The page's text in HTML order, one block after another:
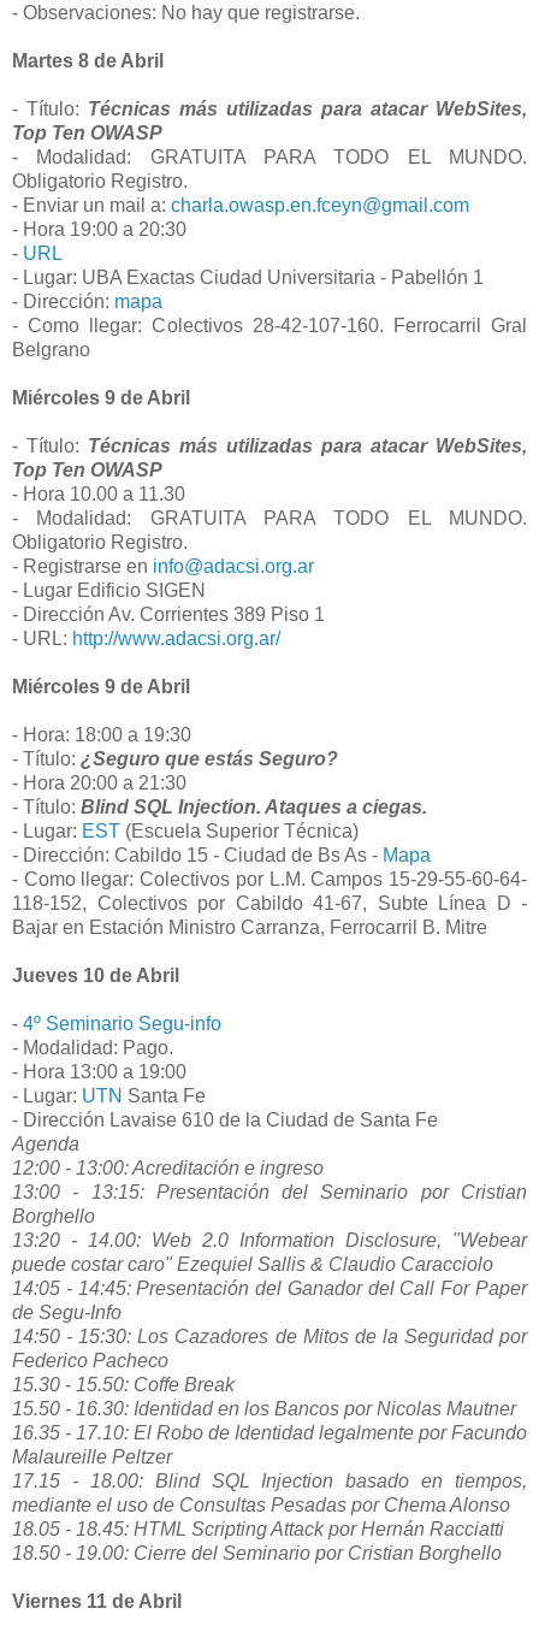
- Observaciones: No hay que registrarse.
Martes 8 de Abril
- Título: Técnicas más utilizadas para atacar WebSites,
Top Ten OWASP
- Modalidad: GRATUITA PARA TODO EL MUNDO.
Obligatorio Registro.
- Enviar un mail a: charla.owasp.en.fceyn@gmail.com
- Hora 19:00 a 20:30
- URL
- Lugar: UBA Exactas Ciudad Universitaria - Pabellón 1
- Dirección: mapa
- Como llegar: Colectivos 28-42-107-160. Ferrocarril Gral
Belgrano
Miércoles 9 de Abril
- Título: Técnicas más utilizadas para atacar WebSites,
Top Ten OWASP
- Hora 10.00 a 11.30
- Modalidad: GRATUITA PARA TODO EL MUNDO.
Obligatorio Registro.
- Registrarse en info@adacsi.org.ar
- Lugar Edificio SIGEN
- Dirección Av. Corrientes 389 Piso 1
- URL: http://www.adacsi.org.ar/
Miércoles 9 de Abril
- Hora: 18:00 a 19:30
- Título: ¿Seguro que estás Seguro?
- Hora 20:00 a 21:30
- Título: Blind SQL Injection. Ataques a ciegas.
- Lugar: EST (Escuela Superior Técnica)
- Dirección: Cabildo 15 - Ciudad de Bs As - Mapa
- Como llegar: Colectivos por L.M. Campos 15-29-55-60-64-
118-152, Colectivos por Cabildo 41-67, Subte Línea D -
Bajar en Estación Ministro Carranza, Ferrocarril B. Mitre
Jueves 10 de Abril
- 4º Seminario Segu-info
- Modalidad: Pago.
- Hora 13:00 a 19:00
- Lugar: UTN Santa Fe
- Dirección Lavaise 610 de la Ciudad de Santa Fe
Agenda
12:00 - 13:00: Acreditación e ingreso
13:00 - 13:15: Presentación del Seminario por Cristian
Borghello
13:20 - 14.00: Web 2.0 Information Disclosure, "Webear
puede costar caro" Ezequiel Sallis & Claudio Caracciolo
14:05 - 14:45: Presentación del Ganador del Call For Paper
de Segu-Info
14:50 - 15:30: Los Cazadores de Mitos de la Seguridad por
Federico Pacheco
15.30 - 15.50: Coffe Break
15.50 - 16.30: Identidad en los Bancos por Nicolas Mautner
16.35 - 17.10: El Robo de Identidad legalmente por Facundo
Malaureille Peltzer
17.15 - 18.00: Blind SQL Injection basado en tiempos,
mediante el uso de Consultas Pesadas por Chema Alonso
18.05 - 18.45: HTML Scripting Attack por Hernán Racciatti
18.50 - 19.00: Cierre del Seminario por Cristian Borghello
Viernes 11 de Abril